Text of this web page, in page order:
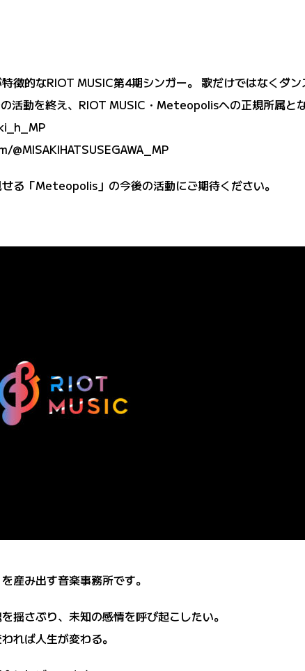
徴的なRIOT MUSIC第4期シンガー。 歌だけではなくダ
活動を終え、RIOT MUSIC・Meteopolisへの正規所属とな
る「Meteopolis」の今後の活動にご期待ください。
産み出す音楽事務所です。
揺さぶり、未知の感情を呼び起こしたい。
れば人生が変わる。